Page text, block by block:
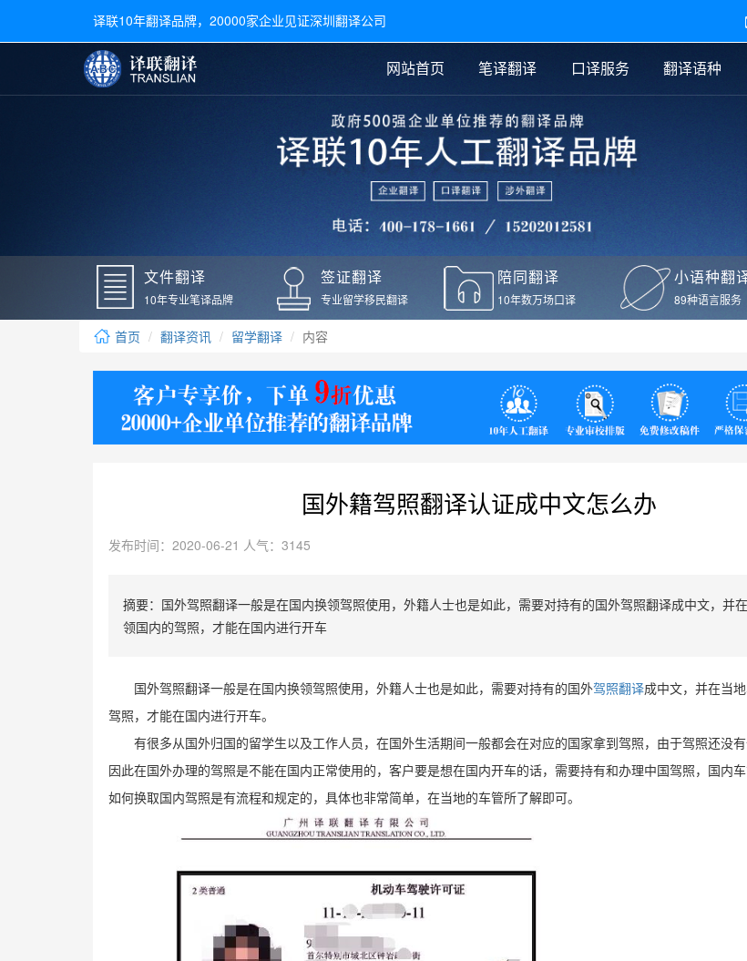
译联10年翻译品牌，20000家企业见证深圳翻译公司
网站首页 笔译翻译
文件翻译 医学翻译 法律翻译 说明书翻译
口译服务
广交会翻译 交替传译 同声传译
翻译语种
常用语种翻译
日语翻译
德语翻译
老挝语翻译 泰语翻译
葡萄牙语翻译
毕业证翻译
户口本翻译
学位证翻译
身份证翻译
签证材料翻译
银行流水翻译
驾照翻译
疫苗本翻译
新冠疫苗接种证明翻译
核酸检测报告英文版翻
译
证件翻译报价
签证翻译
口译新闻
翻译新闻
文件翻译
10年专业笔译品牌
签证翻译
专业留学移民翻译
陪同翻译
10年数万场口译
小语种翻
89种语言服务
首页 翻译资讯 留学翻译 内容
国外籍驾照翻译认证成中文怎么办
发布时间：2020-06-21 人气：3145
摘要：国外驾照翻译一般是在国内换领驾照使用，外籍人士也是如此，需要对持有的国外驾照翻译成中文，并
领国内的驾照，才能在国内进行开车
国外驾照翻译一般是在国内换领驾照使用，外籍人士也是如此，需要对持有的国外驾照翻译成中文，并在当
驾照，才能在国内进行开车。
有很多从国外归国的留学生以及工作人员，在国外生活期间一般都会在对应的国家拿到驾照，由于驾照还没有
因此在国外办理的驾照是不能在国内正常使用的，客户要是想在国内开车的话，需要持有和办理中国驾照，国内
如何换取国内驾照是有流程和规定的，具体也非常简单，在当地的车管所了解即可。